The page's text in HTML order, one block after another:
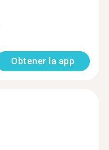
Obtener la app